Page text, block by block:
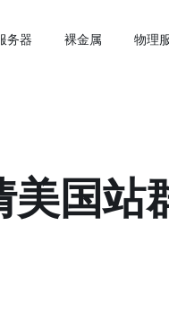
务器 裸金属 物理
美国站